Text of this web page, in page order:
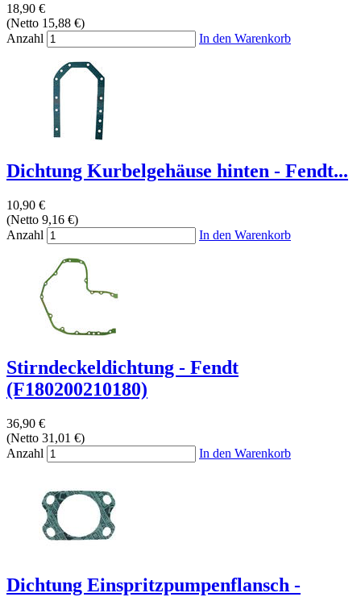
18,90 €
(Netto 15,88 €)
Anzahl
In den Warenkorb
Dichtung Kurbelgehäuse hinten - Fendt...
10,90 €
(Netto 9,16 €)
Anzahl
In den Warenkorb
Stirndeckeldichtung - Fendt
(F180200210180)
36,90 €
(Netto 31,01 €)
Anzahl
In den Warenkorb
Dichtung Einspritzpumpenflansch -